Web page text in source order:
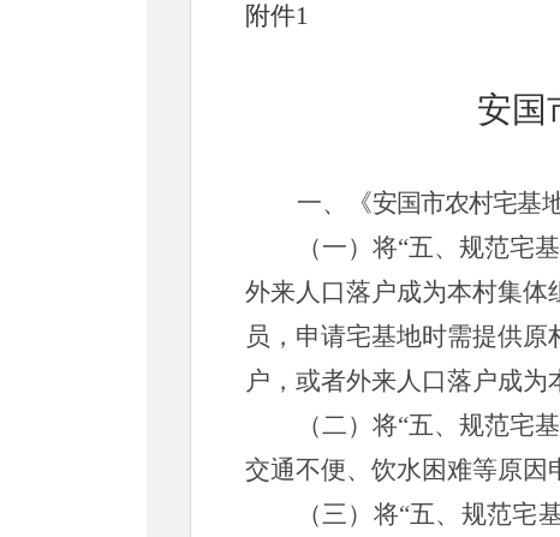
附件1
安国
一、《安国市农村宅基
（一）将“五、规范宅
外来人口落户成为本村集体
员，申请宅基地时需提供原
户，或者外来人口落户成为
（二）将“五、规范宅
交通不便、饮水困难等原因
（三） 将“五、规范宅